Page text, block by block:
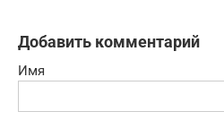
Добавить комментарий
Имя